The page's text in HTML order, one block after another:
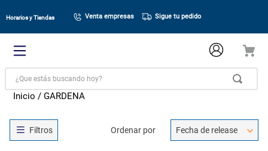
Horarios y Tiendas Venta empresas Sigue tu pedido
¿Que estás buscando hoy?
GARDENA
Ordenar por Fecha de release